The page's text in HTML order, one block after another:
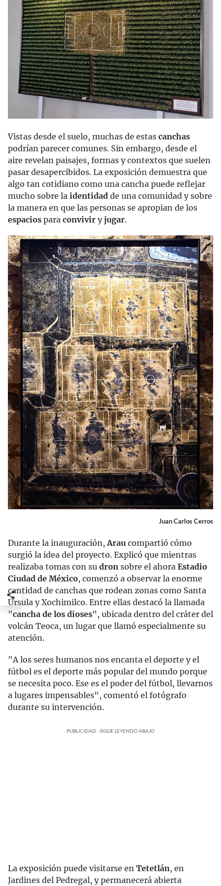
Vistas desde el suelo, muchas de estas canchas
podrían parecer comunes. Sin embargo, desde el
aire revelan paisajes, formas y contextos que suelen
pasar desapercibidos. La exposición demuestra que
algo tan cotidiano como una cancha puede reflejar
mucho sobre la identidad de una comunidad y sobre
la manera en que las personas se apropian de los
espacios para convivir yjugar.
Juan Carlos Cerros
Durante la inauguración,Arau compartió cómo
surgió la idea del proyecto. Explicó que mientras
realizaba tomas con su dron sobre el ahora Estadio
Ciudad de México, comenzó a observar la enorme
cantidad de canchas que rodean zonas como Santa
Úrsula y Xochimilco. Entre ellas destacó la llamada
"cancha de los dioses", ubicada dentro del cráter del
volcán Teoca, un lugar que llamó especialmente su
atención.
"A los seres humanos nos encanta el deporte y el
fútbol es el deporte más popular del mundo porque
se necesita poco. Ese es el poder del fútbol, llevarnos
a lugares impensables", comentó el fotógrafo
durante su intervención.
PUBLICIDAD - SIGUE LEYENDO ABAJO
La exposición puede visitarse en Tetetlán, en
Jardines del Pedregal, y permanecerá abierta